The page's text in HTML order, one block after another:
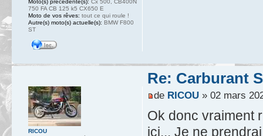
Moto(s) précédente(s): Cx 500, CB400N
750 FA CB 125 k5 CX650 E
Moto de vos rêves: tout ce qui roule !
Autre(s) moto(s) actuelle(s): BMW F800
ST
Re: Carburant
de RICOU» 02 mars
Ok donc vraiment
ici... Je ne
RICOU